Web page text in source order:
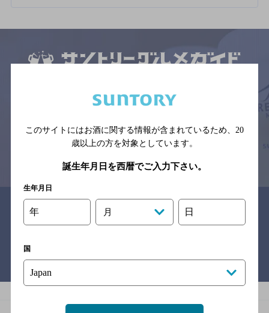
※それぞれのお店のメニューや営業時間などの掲載情報については、
予告なしに変更されることがありますので、
す。
関連リンク
バー検索サイト［BAR-NAVI］
このサイトにはお酒に関する情報が含まれているため、 20
歳以上の方を対象としています。
誕生年月日を西暦でご入力下さい。
生年月日
年 月 日
国